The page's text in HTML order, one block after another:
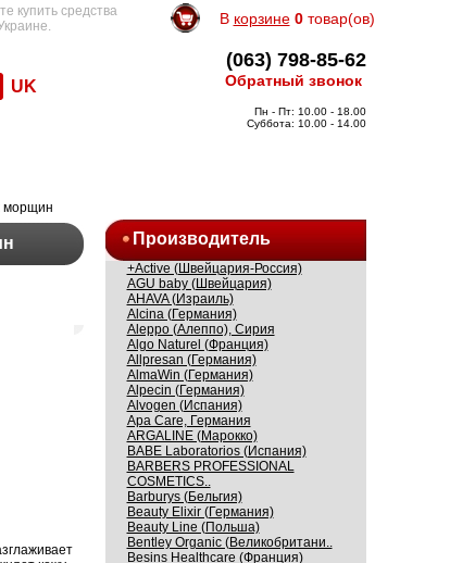
купить средства
UK
В корзине 0товар(ов)
(063) 798-85-62
Обратный звонок
Пн - Пт: 10.00 - 18.00
Суббота: 10.00 - 14.00
морщин
Производитель
+Active (Швейцария-Россия)
AGU baby (Швейцария)
AHAVA (Израиль)
Alcina (Германия)
Aleppo (Алеппо), Сирия
Algo Naturel (Франция)
Allpresan (Германия)
AlmaWin (Германия)
Alpecin (Германия)
Alvogen (Испания)
Apa Care, Германия
ARGALINE (Марокко)
BABE Laboratorios (Испания)
BARBERS PROFESSIONAL
COSMETICS..
Barburys (Бельгия)
Beauty Elixir (Германия)
Beauty Line (Польша)
Bentley Organic (Великобритани..
Besins Healthcare (Франция)